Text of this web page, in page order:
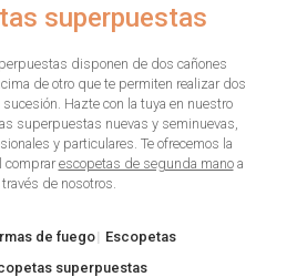
superpuestas
disponen de dos cañones
de otro que te permiten realizar dos
Hazte con la tuya en nuestro
superpuestas nuevas y seminuevas,
y particulares. Te ofrecemos la
comprarescopetas de segunda manoa
través de nosotros.
de fuego
Escopetas
superpuestas